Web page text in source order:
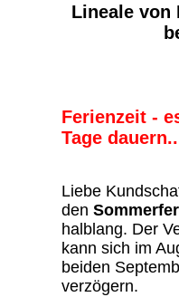
Lineale von
Ferienzeit -
Tage
Liebe
den
halblang. Der
kann sich im
beiden
verzögern.